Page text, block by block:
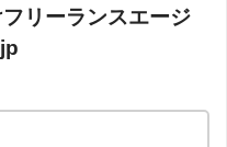
リーランスエージ